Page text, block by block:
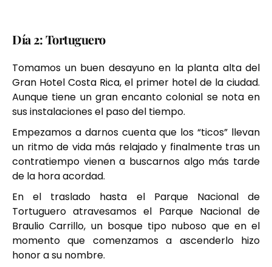
Día 2: Tortuguero
Tomamos un buen desayuno en la planta alta del
Gran Hotel Costa Rica, el primer hotel de la ciudad.
Aunque tiene un gran encanto colonial se nota en
sus instalaciones el paso del tiempo.
Empezamos a darnos cuenta que los “ticos” llevan
un ritmo de vida más relajado y finalmente tras un
contratiempo vienen a buscarnos algo más tarde
de la hora acordad.
En el traslado hasta el Parque Nacional de
Tortuguero atravesamos el Parque Nacional de
Braulio Carrillo, un bosque tipo nuboso que en el
momento que comenzamos a ascenderlo hizo
honor a su nombre.